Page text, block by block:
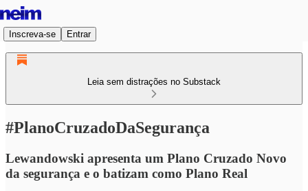
Inscreva-se Entrar
Leia sem distrações no Substack
#PlanoCruzadoDaSegurança
Lewandowski apresenta um Plano Cruzado Novo
da segurança e o batizam como Plano Real